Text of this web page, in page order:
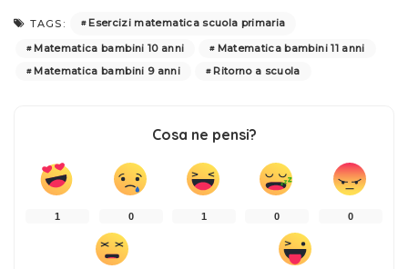
TAGS:
Esercizi matematica scuola primaria
Matematica bambini 10 anni
Matematica bambini 11 anni
Matematica bambini 9 anni
Ritorno a scuola
Cosa ne pensi?
1 0 1 0 0